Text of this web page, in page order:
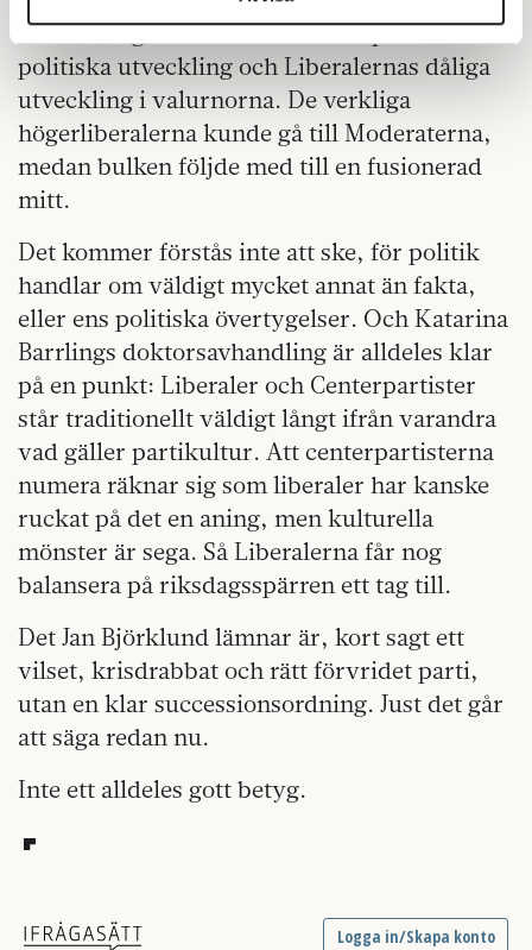
annons- och analysföretag som vi samarbetar med.
Dessa kan i sin tur kombinera informationen med annan
information som du har tillhandahållit eller som de har
samlat in när du har använt deras tjänster.
Om du vill läsa mer om hur vi hanterar personuppgifter
kan du göra dethär.
vore det logiska både med tanke på Centerns
politiska utveckling och Liberalernas dåliga
utveckling i valurnorna. De verkliga
högerliberalerna kunde gå till Moderaterna,
medan bulken följde med till en fusionerad
mitt.
Det kommer förstås inte att ske, för politik
handlar om väldigt mycket annat än fakta,
eller ens politiska övertygelser. Och Katarina
Barrlings doktorsavhandling är alldeles klar
på en punkt: Liberaler och Centerpartister
står traditionellt väldigt långt ifrån varandra
vad gäller partikultur. Att centerpartisterna
numera räknar sig som liberaler har kanske
ruckat på det en aning, men kulturella
mönster är sega. Så Liberalerna får nog
balansera på riksdagsspärren ett tag till.
Det Jan Björklund lämnar är, kort sagt ett
vilset, krisdrabbat och rätt förvridet parti,
utan en klar successionsordning. Just det går
att säga redan nu.
Inte ett alldeles gott betyg.